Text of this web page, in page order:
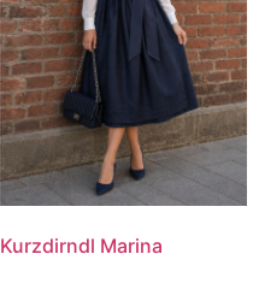
Kurzdirndl Marina